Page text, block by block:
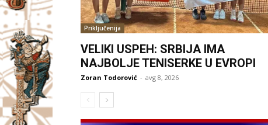
Priključenija
VELIKI USPEH: SRBIJA IMA
NAJBOLJE TENISERKE U EVROPI
Zoran Todorović - avg 8, 2026